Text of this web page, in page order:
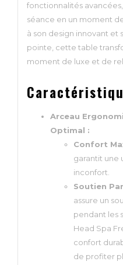
fonctionnalités
séance en un moment
à son design innovant et
pointe, cette table
moment de luxe et de
Arceau
Optimal :
Confort
garantit une
inconfort.
Soutien
assure un
pendant les
Head Spa
confort
de profiter